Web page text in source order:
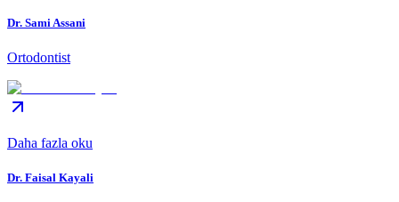
Dr. Sami Assani
Ortodontist
Daha fazla oku
Dr. Faisal Kayali